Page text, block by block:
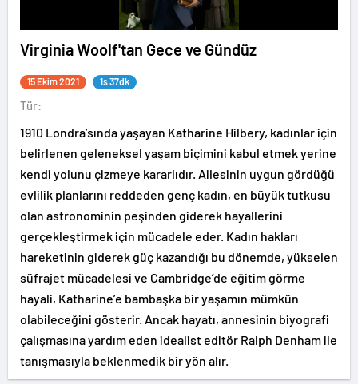
Virginia Woolf'tan Gece ve Gündüz
15 Ekim 2021 1s 37dk
Tür:
1910 Londra’sında yaşayan Katharine Hilbery, kadınlar için
belirlenen geleneksel yaşam biçimini kabul etmek yerine
kendi yolunu çizmeye kararlıdır. Ailesinin uygun gördüğü
evlilik planlarını reddeden genç kadın, en büyük tutkusu
olan astronominin peşinden giderek hayallerini
gerçekleştirmek için mücadele eder. Kadın hakları
hareketinin giderek güç kazandığı bu dönemde, yükselen
süfrajet mücadelesi ve Cambridge’de eğitim görme
hayali, Katharine’e bambaşka bir yaşamın mümkün
olabileceğini gösterir. Ancak hayatı, annesinin biyografi
çalışmasına yardım eden idealist editör Ralph Denham ile
tanışmasıyla beklenmedik bir yön alır.